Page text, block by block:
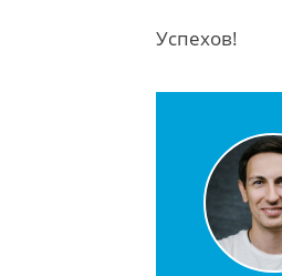
Успехов!